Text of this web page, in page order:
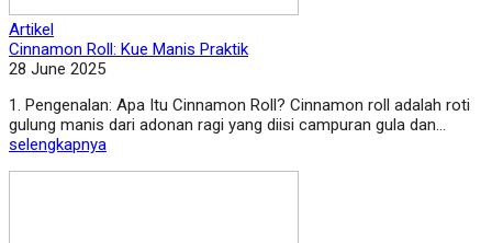
Artikel
Cinnamon Roll: Kue Manis Praktik
28 June 2025
1. Pengenalan: Apa Itu Cinnamon Roll? Cinnamon roll adalah roti
gulung manis dari adonan ragi yang diisi campuran gula dan...
selengkapnya